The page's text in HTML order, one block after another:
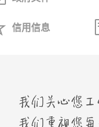
信用信息